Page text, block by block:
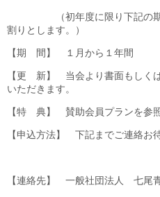
（初年度に限り下記の
割りとします。）
【期 間】 １月から１年間
【更 新】 当会より書面もしく
いただきます。
【特 典】 賛助会員プランを参照
【申込方法】 下記までご連絡お
【連絡先】 一般社団法人 七尾